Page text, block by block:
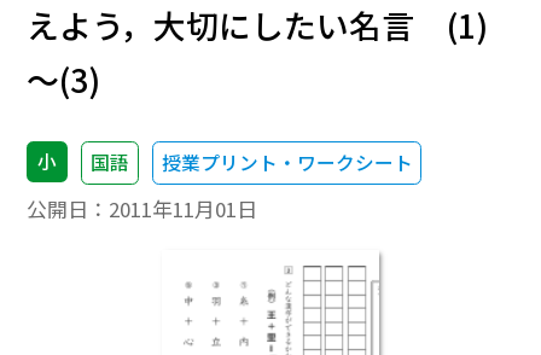
えよう，大切にしたい名言 (1)
～(3)
小 国語 授業プリント・ワークシート
公開日： 2011年11月01日